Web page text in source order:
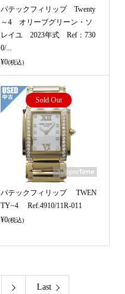
パテックフィリップ Twenty
～4 オリーブグリーン・ソ
レイユ 2023年式 Ref：730
0/...
¥0(税込)
Sold Out
パテックフィリップ TWEN
TY~4 Ref.4910/11R-011
¥0(税込)
 Last